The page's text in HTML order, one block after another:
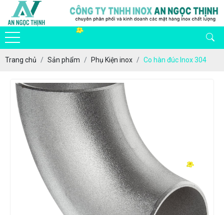
Trang chủ Sản phẩm Phụ Kiện inox Co hàn đúc Inox 304